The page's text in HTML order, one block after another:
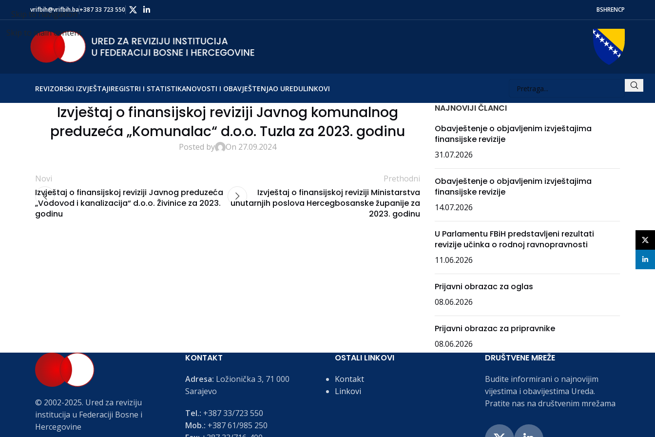
Skip to navigation
Skip to main content
vrifbih@vrifbih.ba+387 33 723 550 BSHRENСР
REVIZORSKI IZVJEŠTAJIREGISTRI I STATISTIKANOVOSTI I OBAVJEŠTENJAO UREDULINKOVI
Izvještaj o finansijskoj reviziji Javnog komunalnog
preduzeća „Komunalac“ d.o.o. Tuzla za 2023. godinu
Posted by On 27.09.2024
Novi
Izvještaj o finansijskoj reviziji Javnog preduzeća
„Vodovod i kanalizacija“ d.o.o. Živinice za 2023.
godinu
Prethodni
Izvještaj o finansijskoj reviziji Ministarstva
unutarnjih poslova Hercegbosanske županije za
2023. godinu
NAJNOVIJI ČLANCI
Obavještenje o objavljenim izvještajima
finansijske revizije
31.07.2026
Obavještenje o objavljenim izvještajima
finansijske revizije
14.07.2026
U Parlamentu FBiH predstavljeni rezultati
revizije učinka o rodnoj ravnopravnosti
11.06.2026
Prijavni obrazac za oglas
08.06.2026
Prijavni obrazac za pripravnike
08.06.2026
© 2002-2025. Ured za reviziju
institucija u Federaciji Bosne i
Hercegovine
KONTAKT
Adresa: Ložionička 3, 71 000
Sarajevo
Tel.: +387 33/723 550
Mob.: +387 61/985 250
OSTALI LINKOVI
Kontakt
Linkovi
DRUŠTVENE MREŽE
Budite informirani o najnovijim
vijestima i obavijestima Ureda.
Pratite nas na društvenim mrežama